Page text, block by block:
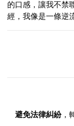
的口感，讓我不禁
經，我像是一條逆
避免法律糾紛，